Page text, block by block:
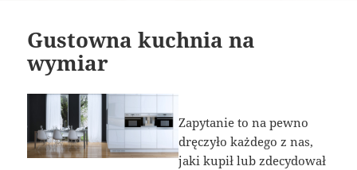
Gustowna kuchnia na
wymiar
Zapytanie to na pewno
dręczyło każdego z nas,
jaki kupił lub zdecydował